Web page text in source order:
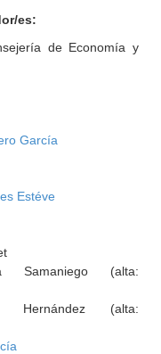
es:
de Economía y
García
Estéve
Samaniego (alta:
Hernández (alta: